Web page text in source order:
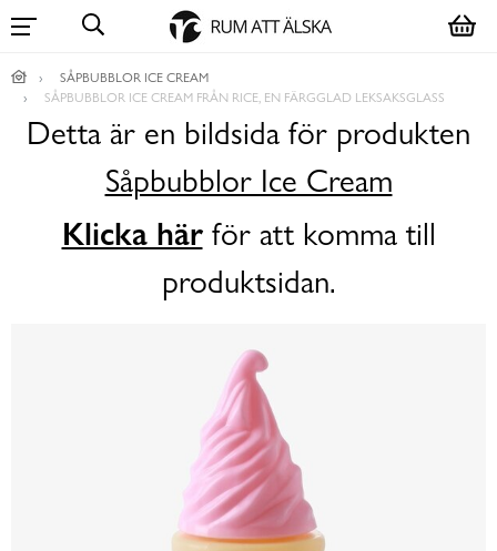
SÅPBUBBLOR ICE CREAM
SÅPBUBBLOR ICE CREAM FRÅN RICE, EN FÄRGGLAD LEKSAKSGLASS
Detta är en bildsida för produkten
Såpbubblor Ice Cream
Klicka härför att komma till
produktsidan.